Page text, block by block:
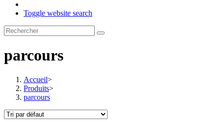
Toggle website search
parcours
Accueil>
Produits>
parcours